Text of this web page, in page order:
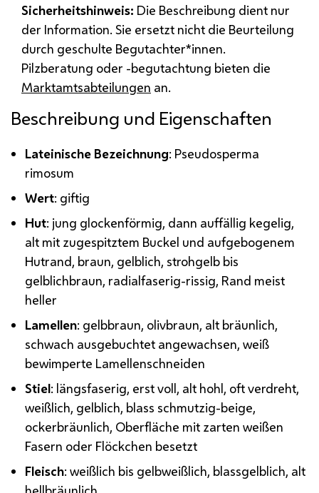
Sicherheitshinweis: Die Beschreibung dient nur
der Information. Sie ersetzt nicht die Beurteilung
durch geschulte Begutachter*innen.
Pilzberatung oder -begutachtung bieten die
Marktamtsabteilungen an.
Beschreibung und Eigenschaften
Lateinische Bezeichnung: Pseudosperma
rimosum
Wert: giftig
Hut: jung glockenförmig, dann auffällig kegelig,
alt mit zugespitztem Buckel und aufgebogenem
Hutrand, braun, gelblich, strohgelb bis
gelblichbraun, radialfaserig-rissig, Rand meist
heller
Lamellen: gelbbraun, olivbraun, alt bräunlich,
schwach ausgebuchtet angewachsen, weiß
bewimperte Lamellenschneiden
Stiel: längsfaserig, erst voll, alt hohl, oft verdreht,
weißlich, gelblich, blass schmutzig-beige,
ockerbräunlich, Oberfläche mit zarten weißen
Fasern oder Flöckchen besetzt
Fleisch: weißlich bis gelbweißlich, blassgelblich, alt